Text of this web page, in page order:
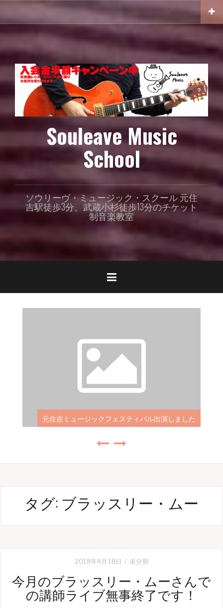
テ
ツ
キ
Souleave Music
School
ソウリーヴ・ミュージック・スクール 元住
吉駅徒歩3分、武蔵小杉徒歩13分のチケット
制音楽教室
ギター講師永瀬 映画「あんぽんたん」出演
した！
タグ: ブラッスリー・ムー
2018年4月18日 未分類
今月のブラッスリー・ムーさんで
の講師ライブ無事終了です！